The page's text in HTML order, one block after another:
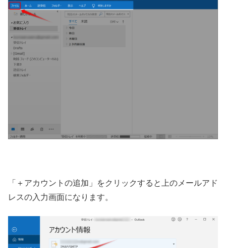
「＋アカウントの追加」をクリックすると上のメールアド
レスの入力画面になります。